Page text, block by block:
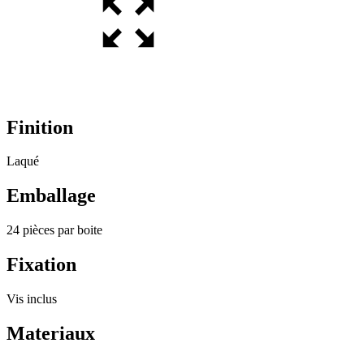
Finition
Laqué
Emballage
24 pièces par boite
Fixation
Vis inclus
Materiaux